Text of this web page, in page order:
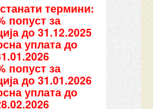
термини:
попуст за
до 31.12.2025
уплата до
попуст за
до 31.01.2026
уплата до